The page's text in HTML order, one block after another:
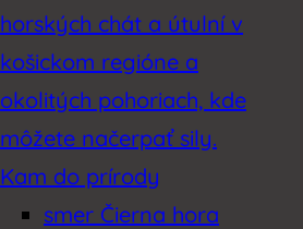
horských chát a útulní v
košickom regióne a
okolitých pohoriach, kde
môžete načerpať sily.
Kam do prírody
smer Čierna hora